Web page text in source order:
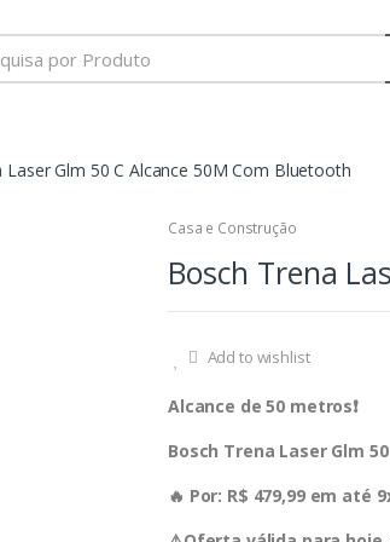
Laser Glm 50 C Alcance 50M Com Bluetooth
Casa e Construção
Bosch Trena
Add to wishlist
Alcance de 50 metros❗️
Bosch Trena Laser Glm
🔥 Por: R$ 479,99 em até